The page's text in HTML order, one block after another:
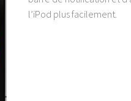
l’iPod plus facilement.